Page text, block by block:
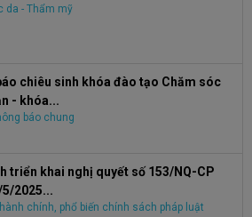
da - Thẩm mỹ
chiêu sinh khóa đào tạo Chăm sóc
- khóa...
báo chung
triển khai nghị quyết số 153/NQ-CP
2025...
chính, phổ biến chính sách pháp luật